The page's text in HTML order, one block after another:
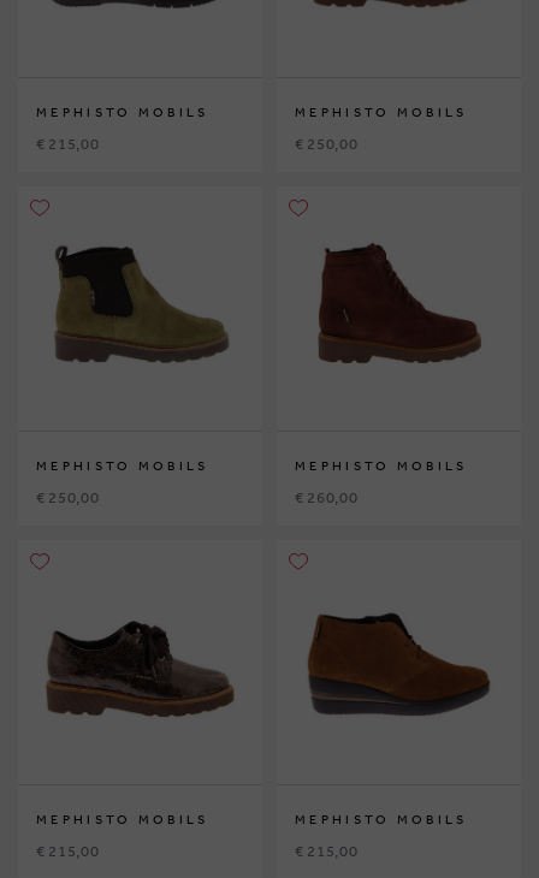
MEPHISTO MOBILS
€ 215,00
MEPHISTO MOBILS
€ 250,00
MEPHISTO MOBILS
€ 250,00
MEPHISTO MOBILS
€ 260,00
MEPHISTO MOBILS
€ 215,00
MEPHISTO MOBILS
€ 215,00